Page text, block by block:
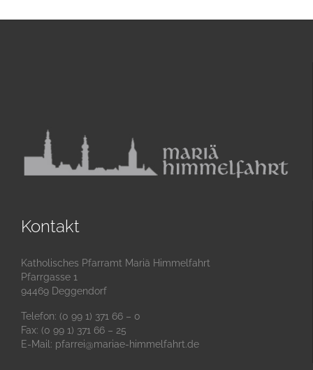
Kontakt
Katholisches Pfarramt Mariä Himmelfahrt
Pfarrgasse 1
94469 Deggendorf
Telefon: (0 99 1) 371 66 – 0
Fax: (0 99 1) 371 66 – 25
E-Mail: pfarrei@mariae-himmelfahrt.de